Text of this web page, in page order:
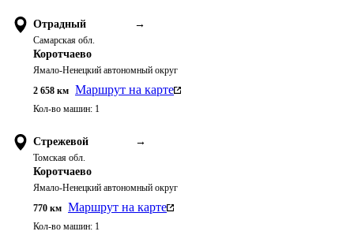
Отрадный →
Самарская обл.
Коротчаево
Ямало-Ненецкий автономный округ
2 658 км Маршрут на карте
Кол-во машин: 1
Стрежевой →
Томская обл.
Коротчаево
Ямало-Ненецкий автономный округ
770 км Маршрут на карте
Кол-во машин: 1